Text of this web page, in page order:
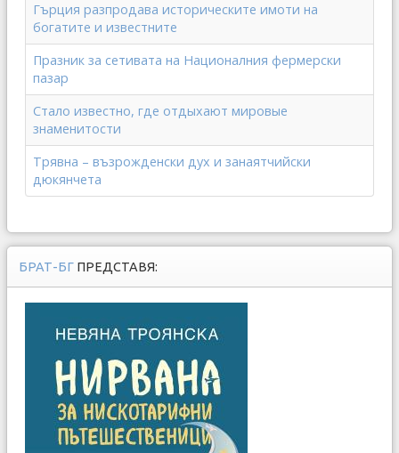
Гърция разпродава историческите имоти на
богатите и известните
Празник за сетивата на Националния фермерски
пазар
Стало известно, где отдыхают мировые
знаменитости
Трявна – възрожденски дух и занаятчийски
дюкянчета
БРАТ-БГ ПРЕДСТАВЯ: